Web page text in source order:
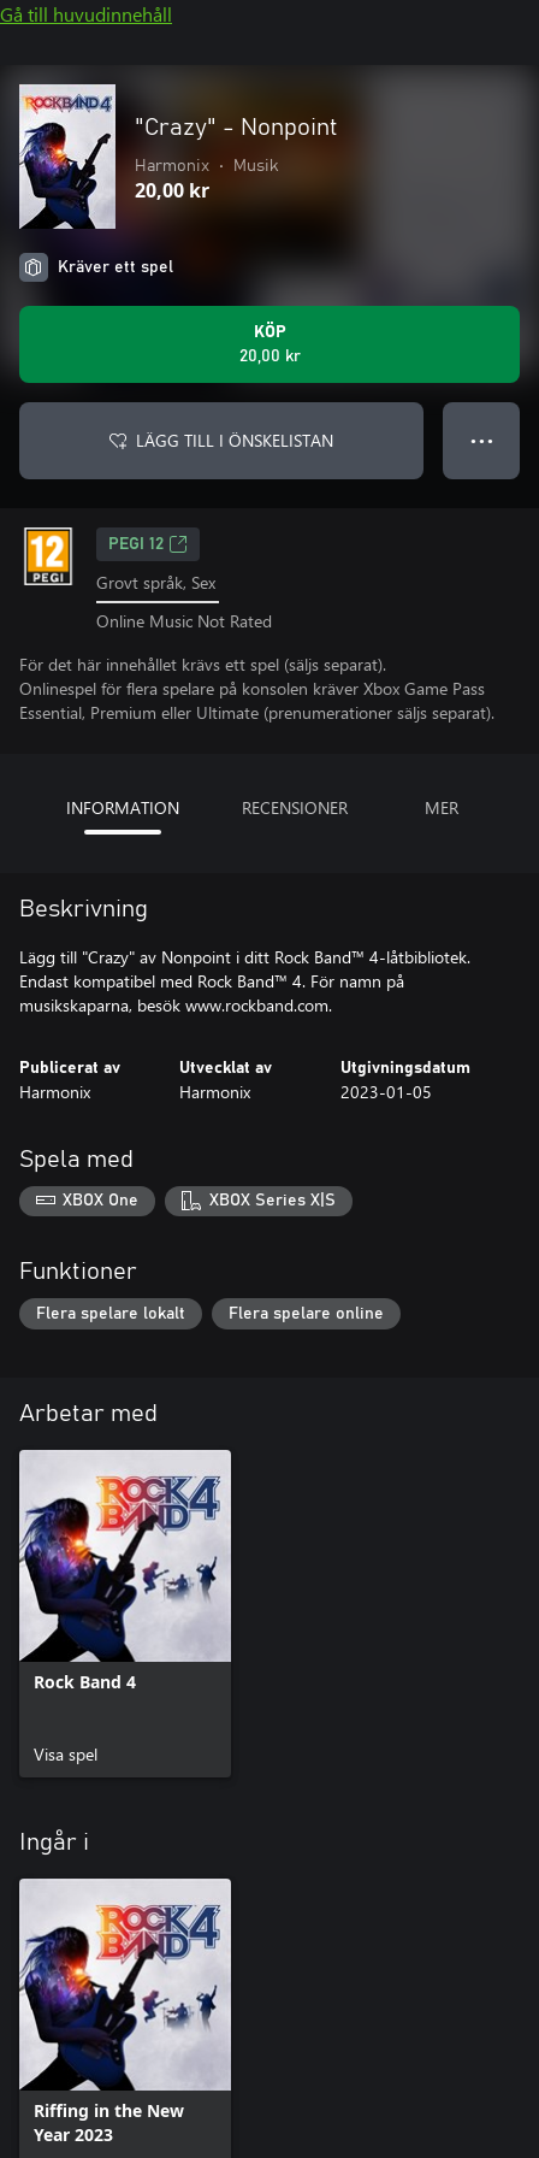
Gå till huvudinnehåll
"Crazy" - Nonpoint
Harmonix • Musik
20,00 kr
Kräver ett spel
KÖP
20,00 kr
LÄGG TILL I ÖNSKELISTAN ● ● ●
PEGI 12
Grovt språk, Sex
Online Music Not Rated
För det här innehållet krävs ett spel (säljs separat).
Onlinespel för flera spelare på konsolen kräver Xbox Game Pass
Essential, Premium eller Ultimate (prenumerationer säljs separat).
INFORMATION RECENSIONER MER
Beskrivning
Lägg till "Crazy" av Nonpoint i ditt Rock Band™ 4-låtbibliotek.
Endast kompatibel med Rock Band™ 4. För namn på
musikskaparna, besök www.rockband.com.
Publicerat av
Harmonix
Utvecklat av
Harmonix
Utgivningsdatum
2023-01-05
Spela med
XBOX One XBOX Series X|S
Funktioner
Flera spelare lokalt Flera spelare online
Arbetar med
Rock Band 4
Visa spel
Ingår i
Riffing in the New
Year 2023